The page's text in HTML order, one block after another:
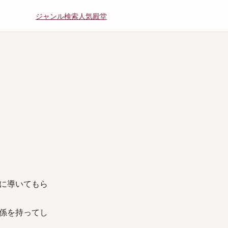
ジャンル検索人気殿堂
導いてもら
を持ってし